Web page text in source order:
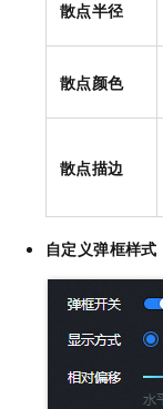
散点半径
散点颜色
散点描边
自定义弹框样式